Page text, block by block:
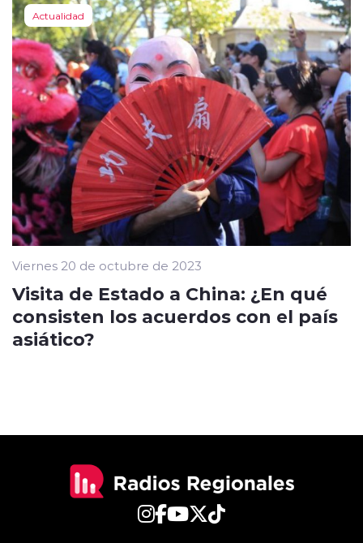
Actualidad
Viernes 20 de octubre de 2023
Visita de Estado a China: ¿En qué
consisten los acuerdos con el país
asiático?